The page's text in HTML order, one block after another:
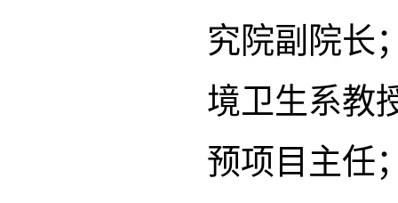
究院副院长
境卫生系教
预项目主任